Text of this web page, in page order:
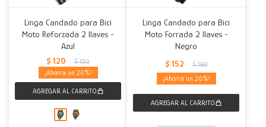
Linga Candado para Bici
Moto Reforzada 2 llaves -
Azul
$ 120 $ 150
20
Linga Candado para Bici
Moto Forrada 2 llaves -
Negro
$ 152 $ 190
20